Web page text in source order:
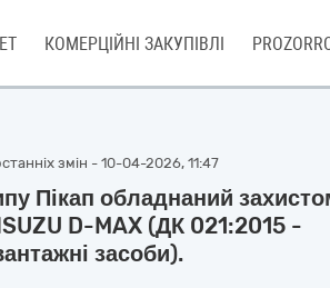
КОМЕРЦІЙНІ ЗАКУПІВЛІ
змін - 10-04-2026, 11:47
Пікап обладнаний
D-MAX (ДК 021:2015 -
засоби).